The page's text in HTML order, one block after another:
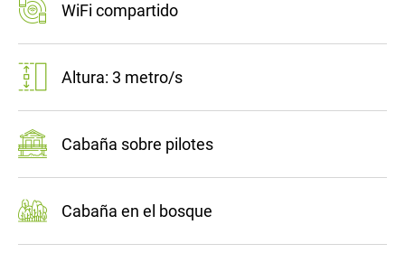
WiFi compartido
Altura: 3 metro/s
Cabaña sobre pilotes
Cabaña en el bosque